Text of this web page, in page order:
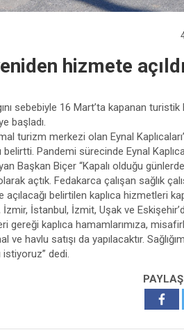
hizmete açıldı
sebebiyle 16 Mart’ta kapanan turistik
başladı.
turizm merkezi olan Eynal
Pandemi sürecinde Eynal
Başkan Biçer “Kapalı olduğu günlerde
açtık. Fedakarca çalışan sağlık
belirtilen kaplıca hizmetleri
İstanbul, İzmit, Uşak ve
kaplıca hamamlarımıza,
havlu satışı da yapılacaktır.
istiyoruz” dedi.
PAYLAŞ